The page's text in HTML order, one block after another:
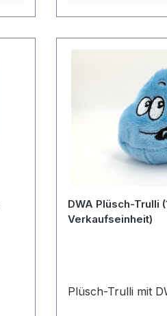
DWA Plüsch-Trulli
Verkaufseinheit)
Plüsch-Trulli mit